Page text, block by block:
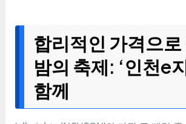
합리적인 가격으
밤의 축제: ‘인천e
함께